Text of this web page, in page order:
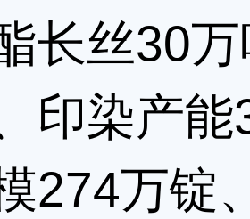
长丝30
印染产
274万锭